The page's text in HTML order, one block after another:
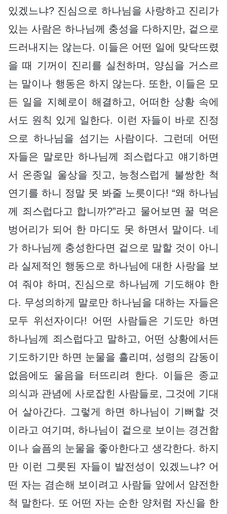
있겠느냐? 진심으로 하나님을 사랑하고 진리가
있는 사람은 하나님께 충성을 다하지만, 겉으로
드러내지는 않는다. 이들은 어떤 일에 맞닥뜨렸
을 때 기꺼이 진리를 실천하며, 양심을 거스르
는 말이나 행동은 하지 않는다. 또한, 이들은 모
든 일을 지혜로이 해결하고, 어떠한 상황 속에
서도 원칙 있게 일한다. 이런 자들이 바로 진정
으로 하나님을 섬기는 사람이다. 그런데 어떤
자들은 말로만 하나님께 죄스럽다고 얘기하면
서 온종일 울상을 짓고, 능청스럽게 불쌍한 척
연기를 하니 정말 못 봐줄 노릇이다! “왜 하나님
께 죄스럽다고 합니까?”라고 물어보면 꿀 먹은
벙어리가 되어 한 마디도 못 하면서 말이다. 네
가 하나님께 충성한다면 겉으로 말할 것이 아니
라 실제적인 행동으로 하나님에 대한 사랑을 보
여 줘야 하며, 진심으로 하나님께 기도해야 한
다. 무성의하게 말로만 하나님을 대하는 자들은
모두 위선자이다! 어떤 사람들은 기도만 하면
하나님께 죄스럽다고 말하고, 어떤 상황에서든
기도하기만 하면 눈물을 흘리며, 성령의 감동이
없음에도 울음을 터뜨리려 한다. 이들은 종교
의식과 관념에 사로잡힌 사람들로, 그것에 기대
어 살아간다. 그렇게 하면 하나님이 기뻐할 것
이라고 여기며, 하나님이 겉으로 보이는 경건함
이나 슬픔의 눈물을 좋아한다고 생각한다. 하지
만 이런 그릇된 자들이 발전성이 있겠느냐? 어
떤 자는 겸손해 보이려고 사람들 앞에서 얌전한
척 말한다. 또 어떤 자는 순한 양처럼 자신을 한